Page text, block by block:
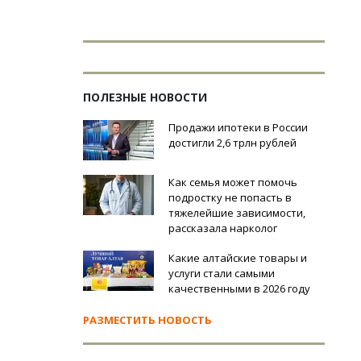
ПОЛЕЗНЫЕ НОВОСТИ
Продажи ипотеки в России
достигли 2,6 трлн рублей
Как семья может помочь
подростку не попасть в
тяжелейшие зависимости,
рассказала нарколог
Какие алтайские товары и
услуги стали самыми
качественными в 2026 году
РАЗМЕСТИТЬ НОВОСТЬ